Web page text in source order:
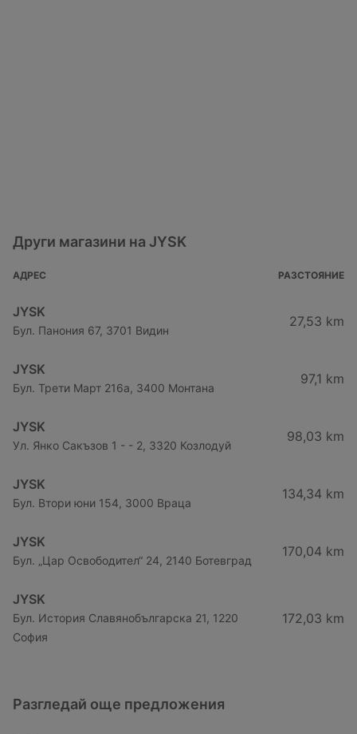
Други магазини на JYSK
АДРЕС РАЗСТОЯНИЕ
JYSK
Бул. Панония 67, 3701 Видин
27,53 km
JYSK
Бул. Трети Март 216a, 3400 Монтана
97,1 km
JYSK
Ул. Янко Сакъзов 1 - - 2, 3320 Козлодуй
98,03 km
JYSK
Бул. Втори юни 154, 3000 Враца
134,34 km
JYSK
Бул. „Цар Освободител“ 24, 2140 Ботевград
170,04 km
JYSK
Бул. История Славянобългарска 21, 1220
София
172,03 km
Разгледай още предложения